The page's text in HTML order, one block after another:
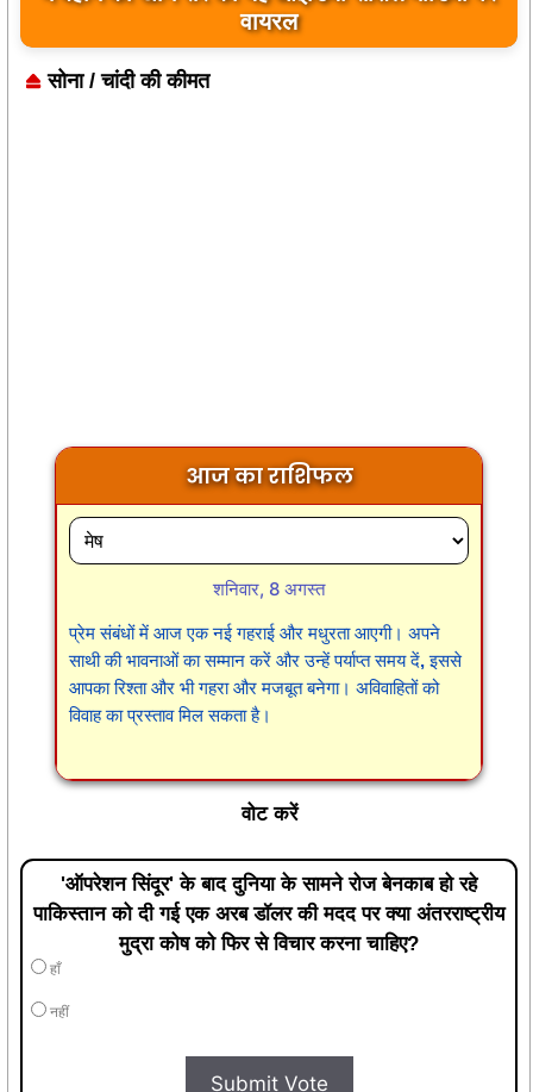
वायरल
सोना / चांदी की कीमत
आज का राशिफल
शनिवार, 8 अगस्त
प्रेम संबंधों में आज एक नई गहराई और मधुरता आएगी। अपने
साथी की भावनाओं का सम्मान करें और उन्हें पर्याप्त समय दें, इससे
आपका रिश्ता और भी गहरा और मजबूत बनेगा। अविवाहितों को
विवाह का प्रस्ताव मिल सकता है।
वोट करें
'ऑपरेशन सिंदूर' के बाद दुनिया के सामने रोज बेनकाब हो रहे
पाकिस्तान को दी गई एक अरब डॉलर की मदद पर क्या अंतरराष्ट्रीय
मुद्रा कोष को फिर से विचार करना चाहिए?
हाँ
नहीं
Submit Vote